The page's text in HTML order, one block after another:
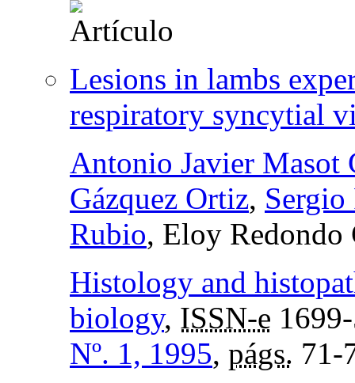
Lesions in lambs
respiratory syncytial
Antonio Javier Masot
Gázquez Ortiz, Sergio
Rubio, Eloy Redondo
Histology and
biology, ISSN-e
Nº. 1, 1995, págs. 71-